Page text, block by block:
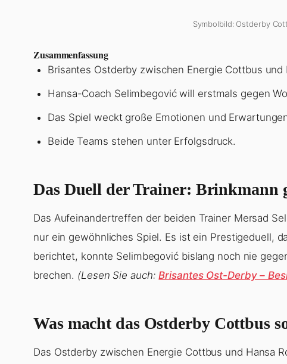
Symbolbild: Ostderby
Zusammenfassung
Brisantes Ostderby zwischen Energie Cottbus und
Hansa-Coach Selimbegović will erstmals gegen
Das Spiel weckt große Emotionen und
Beide Teams stehen unter Erfolgsdruck.
Das Duell der Trainer: Brinkmann
Das Aufeinandertreffen der beiden Trainer Mersad
nur ein gewöhnliches Spiel. Es ist ein Prestigeduell,
berichtet, konnte Selimbegović bislang noch nie
brechen. (Lesen Sie auch:Brisantes Ost-Derby –
Was macht das Ostderby Cottbus
Das Ostderby zwischen Energie Cottbus und Hansa